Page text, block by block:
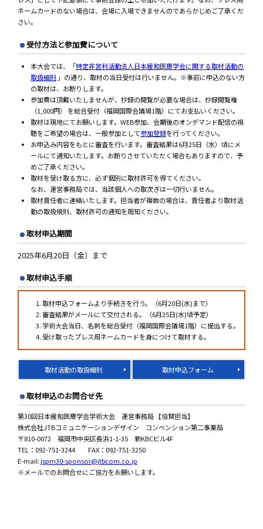
ネームカードのない場合は、会場に入場できませんのであらかじめご了承くだ
さい。
受付方法と参加費について
本大会では、「特定非営利活動法人日本緩和医療学会に関する取材活動の
取扱細則 」の通り、取材の当日受付は行いません。※事前に申込のない方
の取材は、お断りします。
参加費は頂戴いたしませんが、抄録の閲覧が必要な場合は、抄録閲覧権
（1,000円） を総合受付（福岡国際会議場1階）にてお支払いください。
取材は現地にてお願いします。WEB参加、会期後のオンデマンド配信の視
聴をご希望の場合は、一般参加として参加登録を行ってください。
お申込み内容をもとに審査を行います。審査結果は6月25日（水）頃にメ
ールにて通知いたします。お断りさせていただく場合もありますので、予
めご了承ください。
取材を受け取る方に、必ず個別に取材許可を得てください。
なお、運営事務局では、当該個人への取次ぎは一切行いません。
取材責任者に連絡いたします。担当者が複数の場合は、責任者より取材活
動の取扱規則、取材許可の通知を周知ください。
取材申込期間
2025年6月20日（金）まで
取材申込手順
取材申込フォームより手続きを行う。（6月20日(水)まで）
審査結果がメールにて交付される。（6月25日(水)頃予定）
学術大会当日、名刺を総合受付（福岡国際会議場1階）に提出する。
受け取ったプレス用ネームカードを身につけて取材する。
取材活動の取扱細則 取材申込フォーム
取材申込のお問合せ先
第30回日本緩和医療学会学術大会 運営事務局 【協賛担当】
株式会社JTBコミュニケーションデザイン コンベンション第二事業局
〒810-0072 福岡市中央区長浜1-1-35 新KBCビル4F
TEL：092-751-3244 FAX：092-751-3250
E-mail:jspm30-sponsor@jtbcom.co.jp
※メールでのお問合せにご協力をお願いします。